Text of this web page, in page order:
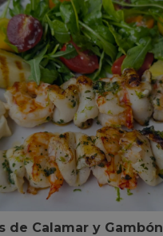
de Calamar y Gambón